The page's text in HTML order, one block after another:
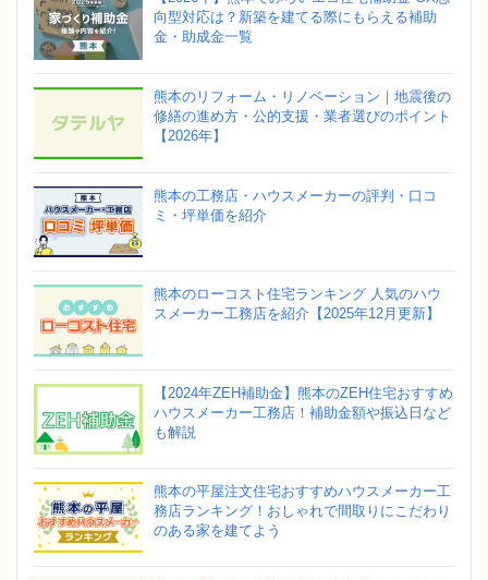
向型対応は？新築を建てる際にもらえる補助
金・助成金一覧
熊本のリフォーム・リノベーション｜地震後の
修繕の進め方・公的支援・業者選びのポイント
【2026年】
熊本の工務店・ハウスメーカーの評判・口コ
ミ・坪単価を紹介
熊本のローコスト住宅ランキング 人気のハウ
スメーカー工務店を紹介【2025年12月更新】
【2024年ZEH補助金】熊本のZEH住宅おすすめ
ハウスメーカー工務店！補助金額や振込日など
も解説
熊本の平屋注文住宅おすすめハウスメーカー工
務店ランキング！おしゃれで間取りにこだわり
のある家を建てよう